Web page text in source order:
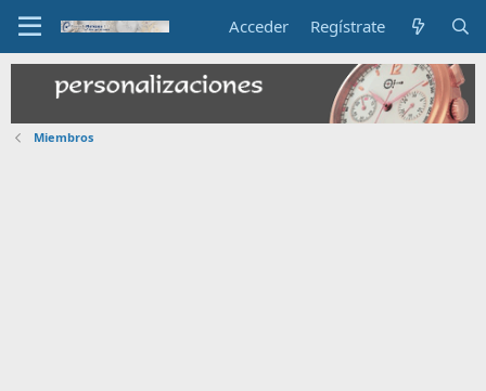
Acceder Regístrate
Miembros